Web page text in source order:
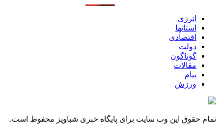
انرژی
استانها
اقتصادی
دولت
گوناگون
مقالات
پیام
ورزش
تمام حقوق این وب سایت برای پایگاه خبری شباویز محفوظ است.